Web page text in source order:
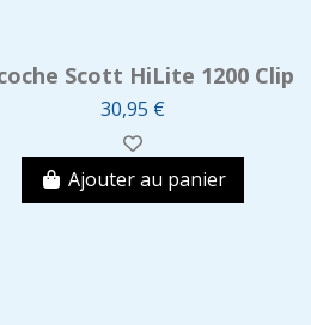
Scott HiLite 1200 Clip
30,95 €
Ajouter au panier